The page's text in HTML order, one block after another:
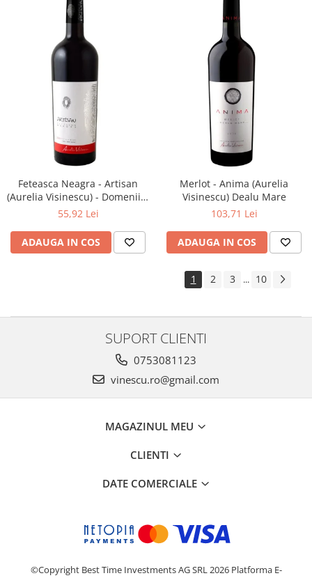
Feteasca Neagra - Artisan
(Aurelia Visinescu) - Domeniile
Sahateni
55,92 Lei
ADAUGA IN COS
Merlot - Anima (Aurelia
Visinescu) Dealu Mare
103,71 Lei
ADAUGA IN COS
1 2 3 ... 10
SUPORT CLIENTI
0753081123
vinescu.ro@gmail.com
MAGAZINUL MEU
CLIENTI
DATE COMERCIALE
©Copyright Best Time Investments AG SRL 2026 Platforma E-